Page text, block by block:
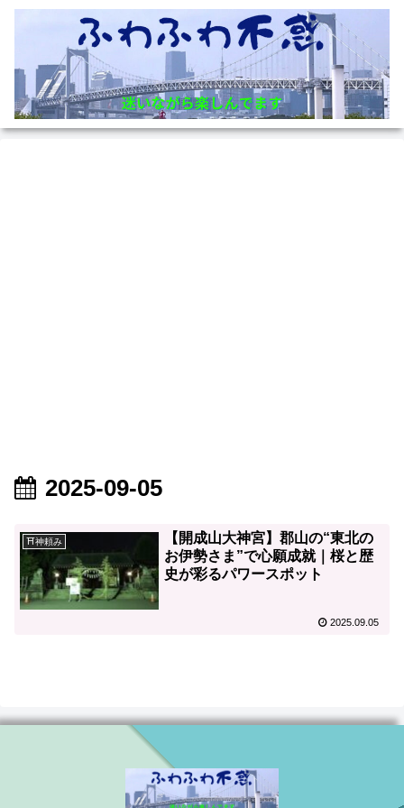
2025-09-05
⛩神頼み
【開成山大神宮】郡山の“東北の
お伊勢さま”で心願成就｜桜と歴
史が彩るパワースポット
2025.09.05